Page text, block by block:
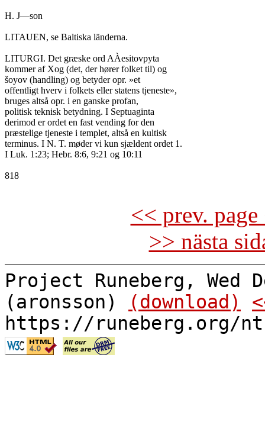
H. J—son
LITAUEN, se Baltiska länderna.
LITURGI. Det græske ord AÀesitovpyta
kommer af Xog (det, der hører folket til) og
šoyov (handling) og betyder opr. »et
offentligt hverv i folkets eller statens tjeneste»,
bruges altså opr. i en ganske profan,
politisk teknisk betydning. I Septuaginta
derimod er ordet en fast vending for den
præstelige tjeneste i templet, altså en kultisk
terminus. I N. T. møder vi kun sjældent ordet 1.
I Luk. 1:23; Hebr. 8:6, 9:21 og 10:11
818
<< prev.
>> nästa
Project Runeberg, Wed
(aronsson)
(download)
https://runeberg.org/